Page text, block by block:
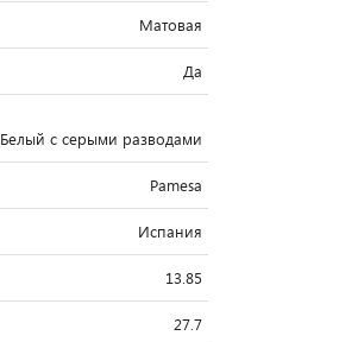
Матовая
Да
Белый c серыми разводами
Pamesa
Испания
13.85
27.7